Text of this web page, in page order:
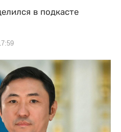
в подкасте